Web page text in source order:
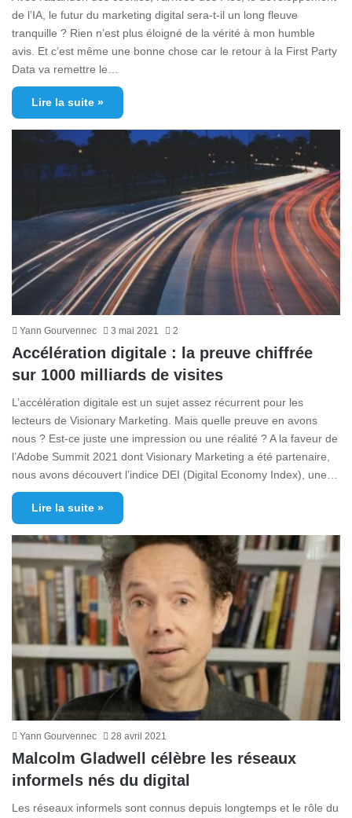
de l’IA, le futur du marketing digital sera-t-il un long fleuve
tranquille ? Rien n’est plus éloigné de la vérité à mon humble
avis. Et c’est même une bonne chose car le retour à la First Party
Data va remettre le…
Lire la suite »
Yann Gourvennec 3 mai 2021 2
Accélération digitale : la preuve chiffrée
sur 1000 milliards de visites
L’accélération digitale est un sujet assez récurrent pour les
lecteurs de Visionary Marketing. Mais quelle preuve en avons
nous ? Est-ce juste une impression ou une réalité ? A la faveur de
l’Adobe Summit 2021 dont Visionary Marketing a été partenaire,
nous avons découvert l’indice DEI (Digital Economy Index), une…
Lire la suite »
Yann Gourvennec 28 avril 2021
Malcolm Gladwell célèbre les réseaux
informels nés du digital
Les réseaux informels sont connus depuis longtemps et le rôle du